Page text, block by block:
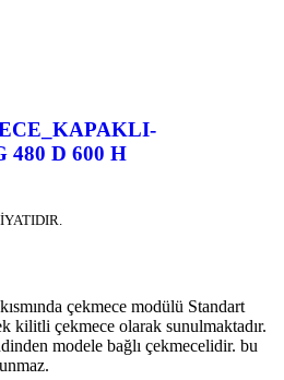
480 D 600 H
çekmece modülü Standart
kilitli çekmece olarak sunulmaktadır.
modele bağlı çekmecelidir. bu